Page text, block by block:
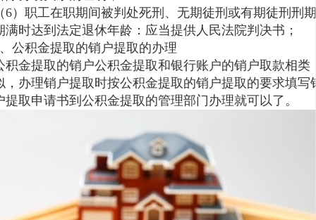
6）职工在职期间被判处死刑、无期徒刑或有期徒刑刑期
满时达到法定退休年龄：应当提供人民法院判决书；
公积金提取的销户提取的办理
积金提取的销户公积金提取和银行账户的销户取款相类
，办理销户提取时按公积金提取的销户提取的要求填写
提取申请书到公积金提取的管理部门办理就可以了。